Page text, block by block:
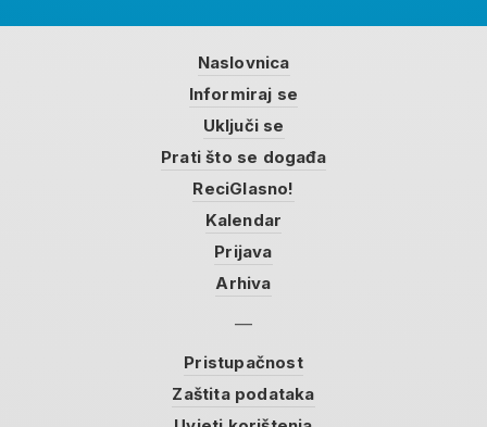
Naslovnica
Informiraj se
Uključi se
Prati što se događa
ReciGlasno!
Kalendar
Prijava
Arhiva
Pristupačnost
Zaštita podataka